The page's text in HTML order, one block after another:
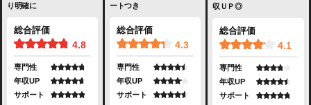
り明確に
総合評価
4.8
専門性
年収UP
サポート
ートつき
総合評価
4.3
専門性
年収UP
サポート
収ＵＰ◎
総合評価
4.1
専門性
年収UP
サポート